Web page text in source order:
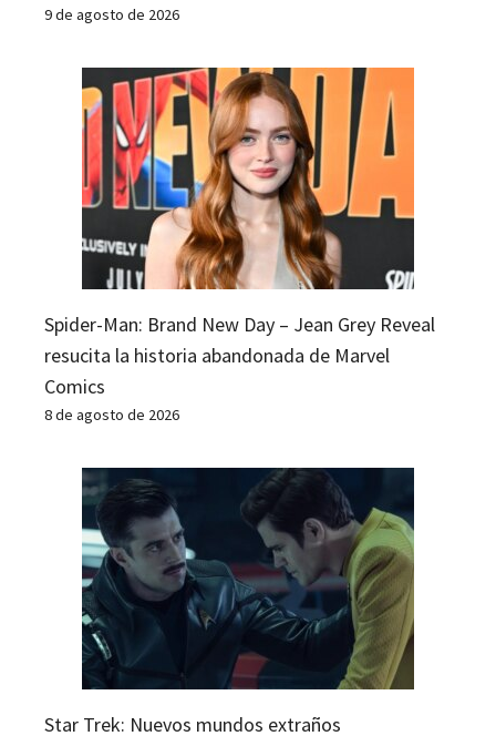
9 de agosto de 2026
Spider-Man: Brand New Day – Jean Grey Reveal
resucita la historia abandonada de Marvel
Comics
8 de agosto de 2026
Star Trek: Nuevos mundos extraños